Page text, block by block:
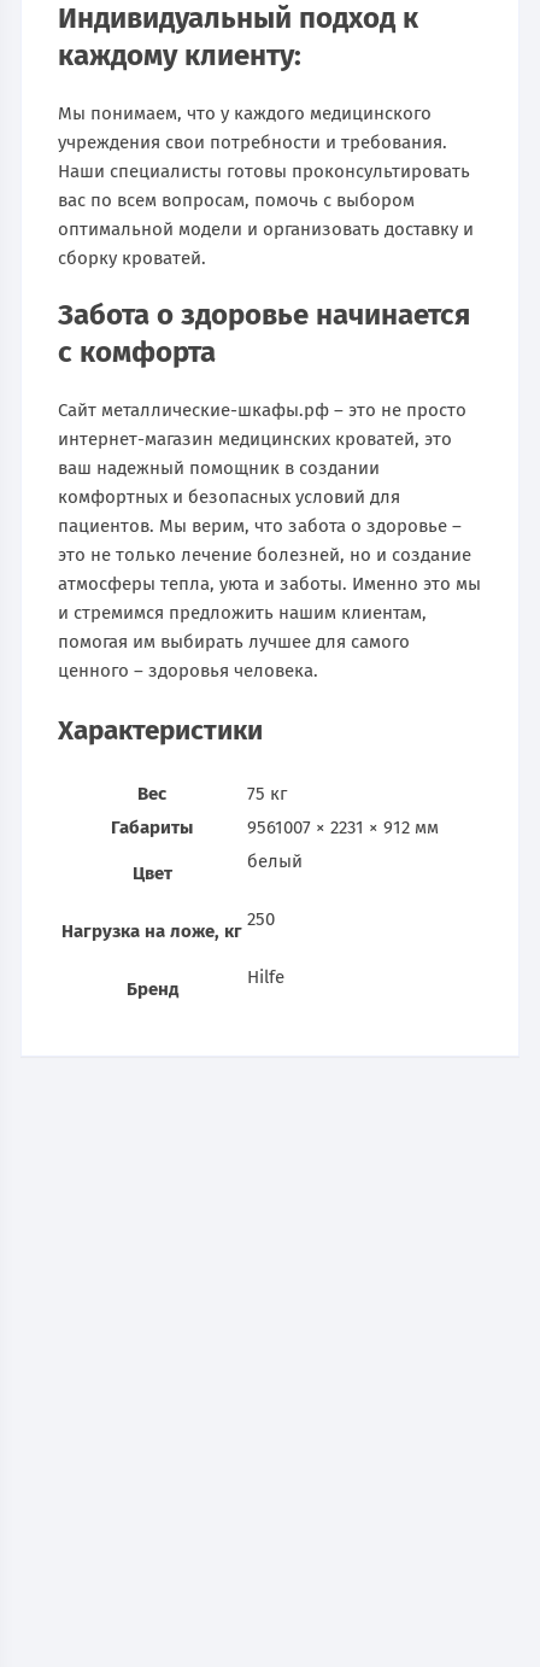
Индивидуальный подход к
каждому клиенту:
Мы понимаем, что у каждого медицинского
учреждения свои потребности и требования.
Наши специалисты готовы проконсультировать
вас по всем вопросам, помочь с выбором
оптимальной модели и организовать доставку и
сборку кроватей.
Забота о здоровье начинается
с комфорта
Сайт металлические-шкафы.рф – это не просто
интернет-магазин медицинских кроватей, это
ваш надежный помощник в создании
комфортных и безопасных условий для
пациентов. Мы верим, что забота о здоровье –
это не только лечение болезней, но и создание
атмосферы тепла, уюта и заботы. Именно это мы
и стремимся предложить нашим клиентам,
помогая им выбирать лучшее для самого
ценного – здоровья человека.
Характеристики
Вес
75 кг
Габариты
9561007 × 2231 × 912 мм
Цвет
белый
Нагрузка на ложе, кг
250
Бренд
Hilfe